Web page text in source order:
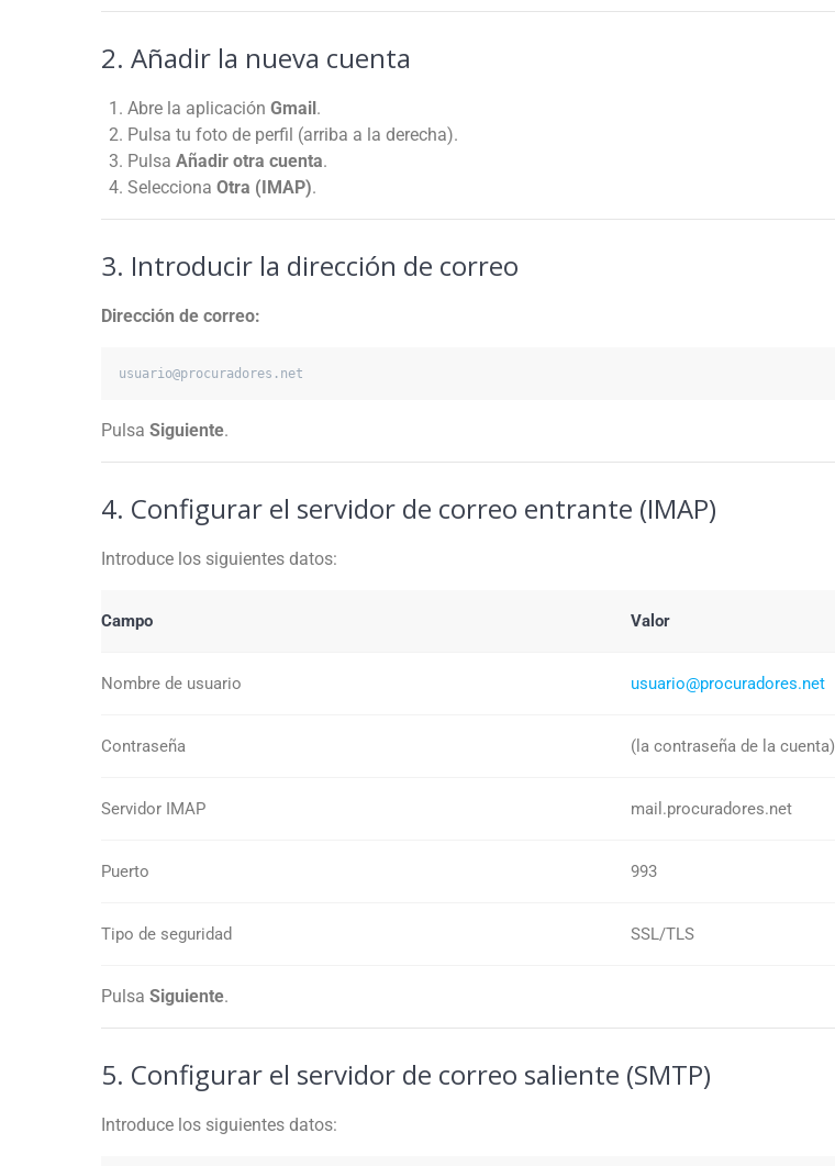
2. Añadir la nueva cuenta
Abre la aplicaciónGmail.
Pulsa tu foto de perfil (arriba a la derecha).
PulsaAñadir otra cuenta.
SeleccionaOtra (IMAP).
3. Introducir la dirección de correo
Dirección de correo:
usuario@procuradores.net
PulsaSiguiente.
4. Configurar el servidor de correo entrante (IMAP)
Introduce los siguientes datos:
Campo Valor
Nombre de usuario usuario@procuradores.net
Contraseña (la contraseña de la cuenta)
Servidor IMAP mail.procuradores.net
Puerto 993
Tipo de seguridad SSL/TLS
PulsaSiguiente.
5. Configurar el servidor de correo saliente (SMTP)
Introduce los siguientes datos: